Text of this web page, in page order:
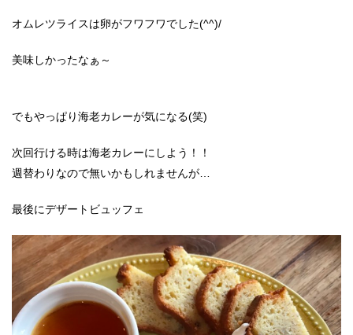
オムレツライスは卵がフワフワでした(^^)/
美味しかったなぁ～
でもやっぱり海老カレーが気になる(笑)
次回行ける時は海老カレーにしよう！！
週替わりなので無いかもしれませんが…
最後にデザートビュッフェ